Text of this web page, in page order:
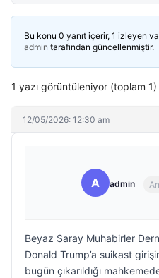
Bu konu 0 yanıt içerir, 1 izleyen
admin tarafından güncellenmiştir.
1 yazı görüntüleniyor (toplam 1)
12/05/2026: 12:30 am
A admin
Beyaz Saray Muhabirler
Donald Trump’a suikast
bugün çıkarıldığı